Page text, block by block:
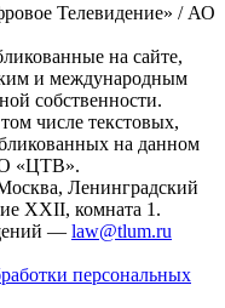
Телевидение» / АО
на сайте,
и международным
собственности.
числе текстовых,
на данном
«ЦТВ».
Ленинградский
XXII, комната 1.
— law@tlum.ru
персональных